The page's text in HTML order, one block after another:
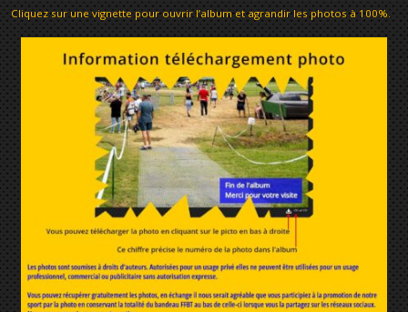
Cliquez sur une vignette pour ouvrir l’album et agrandir les photos à 100%.